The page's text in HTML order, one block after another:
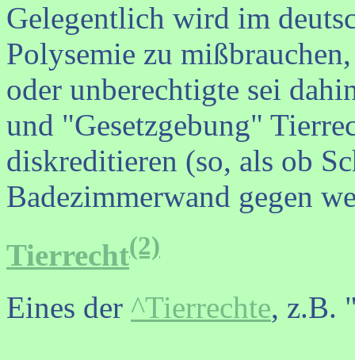
Gelegentlich wird im
Polysemie zu
oder unberechtigte sei
und "Gesetzgebung"
diskreditieren (so, als ob
Badezimmerwand gegen
Tierrecht(2)
Eines der ^Tierrechte, z.B.